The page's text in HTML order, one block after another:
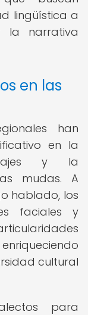
lingüística a
la narrativa
en las
han
en la
y la
mudas. A
hablado, los
faciales y
cultural
para